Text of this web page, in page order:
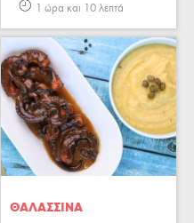
1 ώρα και 10 λεπτά
ΘΑΛΑΣΣΙΝA